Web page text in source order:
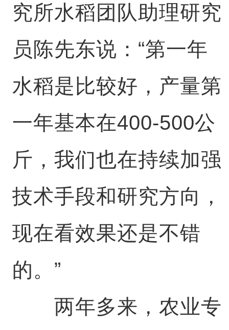
究所水稻团队助理研究
员陈先东说：“第一年
水稻是比较好，产量第
一年基本在400-500公
斤，我们也在持续加强
技术手段和研究方向，
现在看效果还是不错
的。”
两年多来，农业专